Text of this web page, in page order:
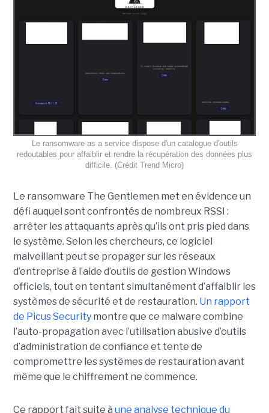
Le ransomware as a service dispose d'un catalogue d'outils
redoutables pour affaiblir et rendre la récupération des données plus
difficile. (Crédit Trend Micro)
Le ransomware The Gentlemen met en évidence un
défi auquel sont confrontés de nombreux RSSI :
arrêter les attaquants après qu’ils ont pris pied dans
le système. Selon les chercheurs, ce logiciel
malveillant peut se propager sur les réseaux
d’entreprise à l’aide d’outils de gestion Windows
officiels, tout en tentant simultanément d’affaiblir les
systèmes de sécurité et de restauration. Un rapport
de Picus Securitymontre que ce malware combine
l’auto-propagation avec l’utilisation abusive d’outils
d’administration de confiance et tente de
compromettre les systèmes de restauration avant
même que le chiffrement ne commence.
Ce rapport fait suite à une analyse technique du